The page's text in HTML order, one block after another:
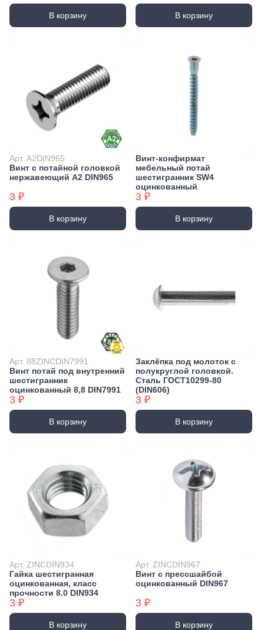
В корзину В корзину
Арт. А2DIN965
Винт с потайной головкой
нержавеющий А2 DIN965
3 ₽
В корзину
Винт-конфирмат
мебельный потай
шестигранник SW4
оцинкованный
3 ₽
В корзину
Арт. 88ZINCDIN7991
Винт потай под внутренний
шестигранник
оцинкованный 8,8 DIN7991
3 ₽
В корзину
Заклёпка под молоток с
полукруглой головкой.
Сталь ГОСТ10299-80
(DIN606)
3 ₽
В корзину
Арт. ZINCDIN934
Гайка шестигранная
оцинкованная, класс
прочности 8.0 DIN934
3 ₽
В корзину
Арт. ZINCDIN967
Винт с прессшайбой
оцинкованный DIN967
3 ₽
В корзину